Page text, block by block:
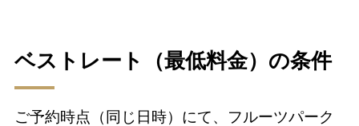
ベストレート（最低料金）の条件
ご予約時点（同じ日時）にて、フルーツパーク